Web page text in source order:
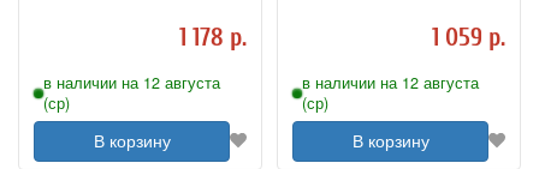
1 178 р.
в наличии на 12 августа
(ср)
В корзину
1 059 р.
в наличии на 12 августа
(ср)
В корзину